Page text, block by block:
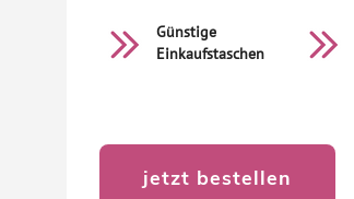
Günstige
Einkaufstaschen
jetzt bestellen